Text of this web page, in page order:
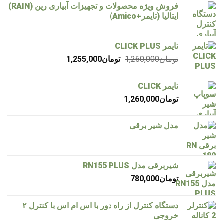
فروش ویژه محصولات و تجهیزات آبیاری رین (RAIN)
ایتالیا (تایمر+Amico)
تایمر CLICK PLUS
تومان1,260,000 قیمت
تومان1,255,000قیمت
تایمر CLICK
تومان1,260,000
مدل شیر برقی
شیربرقی مدل RN155 PLUS
تومان780,000
دستگاه کنترل از راه دور با اس ام اس با کنترل ۲
خروجی